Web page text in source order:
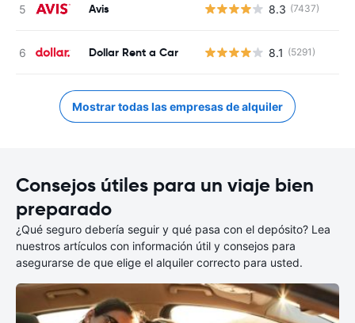
Avis 8.3 (7437)
Dollar Rent a Car 8.1 (5291)
Mostrar todas las empresas de alquiler
Consejos útiles para un viaje bien
preparado
¿Qué seguro debería seguir y qué pasa con el depósito? Lea
nuestros artículos con información útil y consejos para
asegurarse de que elige el alquiler correcto para usted.